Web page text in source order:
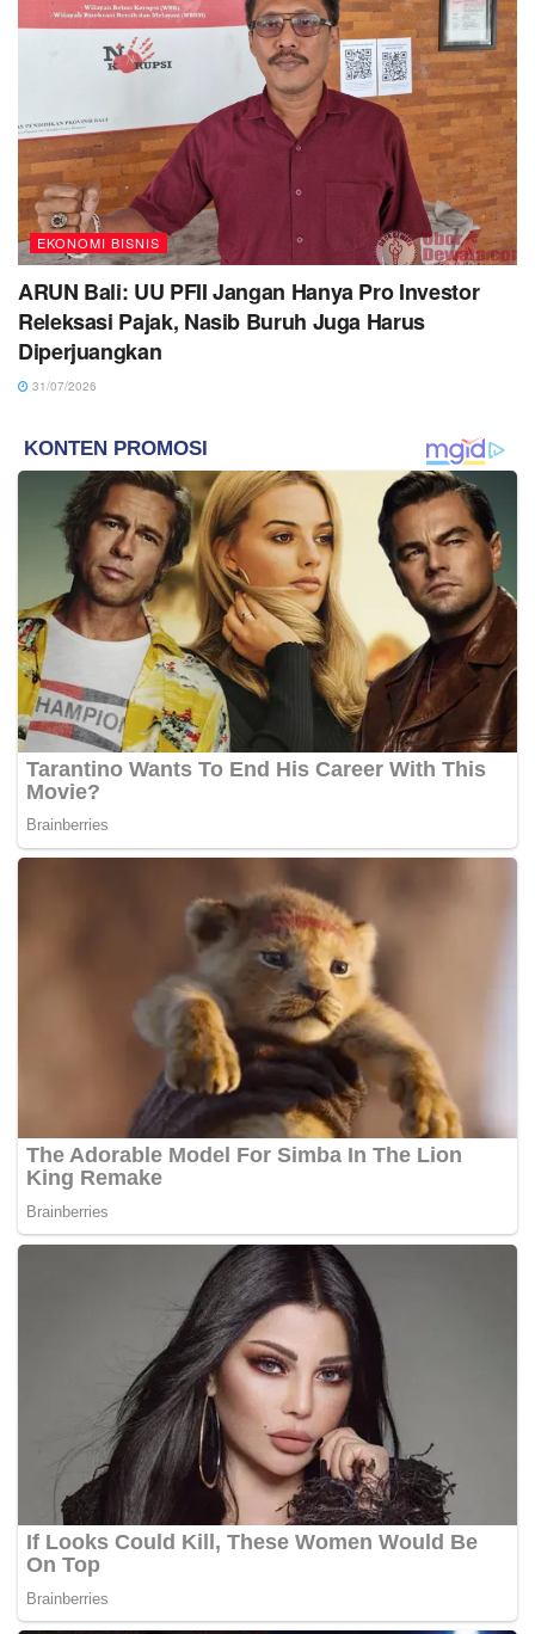
EKONOMI BISNIS
ARUN Bali: UU PFII Jangan Hanya Pro Investor
Releksasi Pajak, Nasib Buruh Juga Harus
Diperjuangkan
31/07/2026